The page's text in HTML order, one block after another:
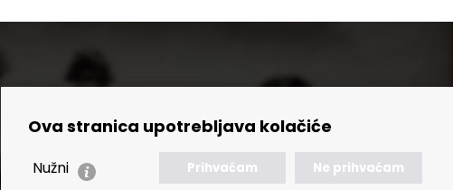
Ova stranica upotrebljava kolačiće
Nužni Prihvaćam Ne prihvaćam
🢒 Izvještaji
🢒 Izjava o pristupačnosti